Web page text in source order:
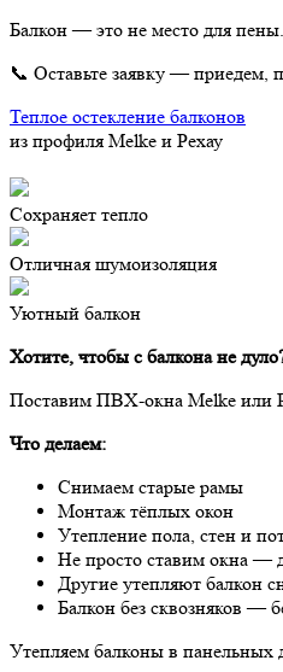
Балкон — это не место для
📞 Оставьте заявку — приедем,
Теплое остекление балконов
из профиля Melke и Рехау
Сохраняет тепло
Отличная шумоизоляция
Уютный балкон
Хотите, чтобы с балкона не
Поставим ПВХ-окна Melke или
Что делаем:
Снимаем старые рамы
Монтаж тёплых окон
Утепление пола, стен и
Не просто ставим окна —
Другие утепляют балкон
Балкон без сквозняков —
Утепляем балконы в